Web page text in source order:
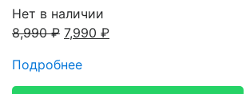
Нет в наличии
8,990₽ 7,990 ₽
Подробнее